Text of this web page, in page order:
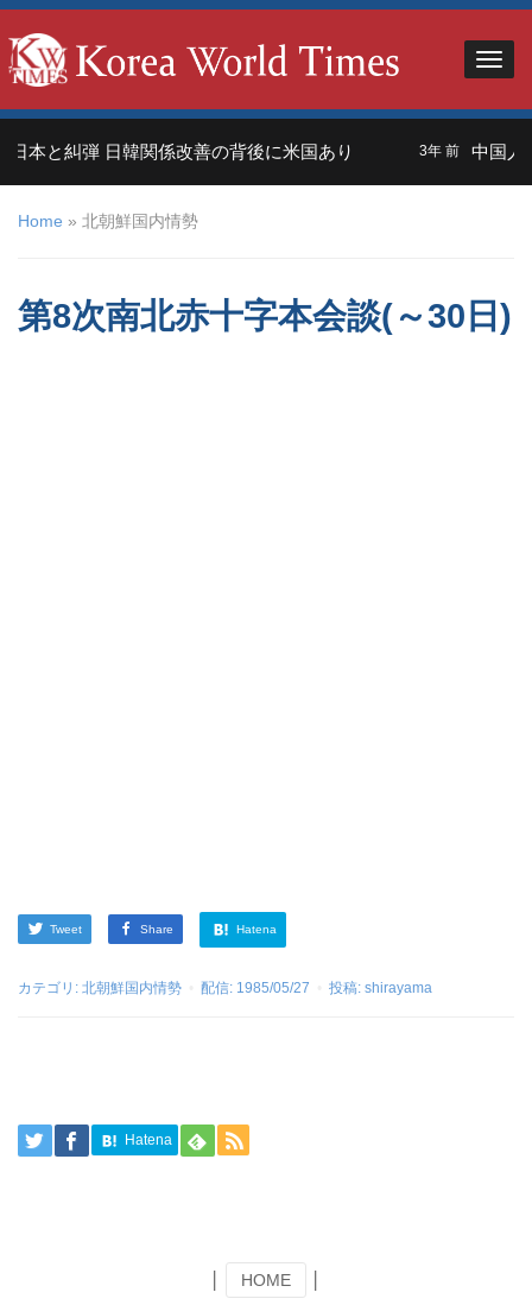
と糾弾 日韓関係改善の背後に米国あり 3年 前 中国人観
Home » 北朝鮮国内情勢
第8次南北赤十字本会談(～30日)
Tweet Share Hatena
カテゴリ: 北朝鮮国内情勢 配信: 1985/05/27 投稿: shirayama
Hatena
HOME